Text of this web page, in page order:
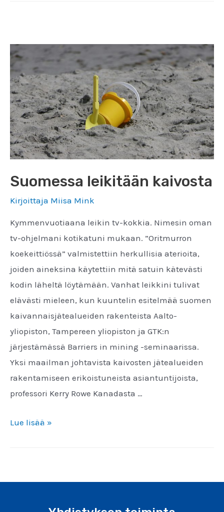
kokoaa
asiantuntijoita
ja
yleisöä
pohtimaan,
onko
vihreän
siirtymän
hintana
vedet
Pohjolassa
Suomessa leikitään kaivosta
Kirjoittaja Miisa Mink
Kymmenvuotiaana leikin tv-kokkia. Nimesin oman
tv-ohjelmani kotikatuni mukaan. ”Oritmurron
koekeittiössä” valmistettiin herkullisia aterioita,
joiden aineksina käytettiin mitä satuin kätevästi
kodin läheltä löytämään. Vanhat leikkini tulivat
elävästi mieleen, kun kuuntelin esitelmää suomen
kaivannaisjätealueiden rakenteista Aalto-
yliopiston, Tampereen yliopiston ja GTK:n
järjestämässä Barriers in mining -seminaarissa.
Yksi maailman johtavista kaivosten jätealueiden
rakentamiseen erikoistuneista asiantuntijoista,
professori Kerry Rowe Kanadasta …
Suomessa
Lue lisää »